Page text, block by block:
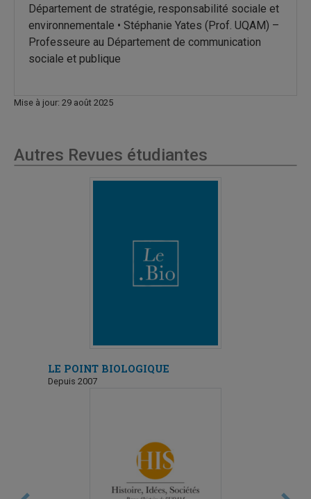
Département de stratégie, responsabilité sociale et
environnementale • Stéphanie Yates (Prof. UQAM) –
Professeure au Département de communication
sociale et publique
Mise à jour: 29 août 2025
Autres Revues étudiantes
LE POINT BIOLOGIQUE
Depuis 2007